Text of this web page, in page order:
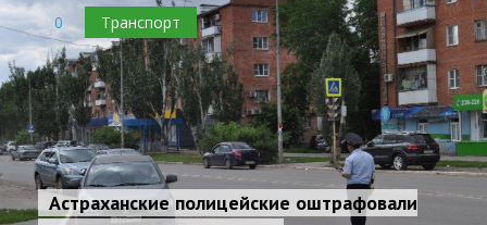
0 Транспорт
Астраханские полицейские оштрафовали